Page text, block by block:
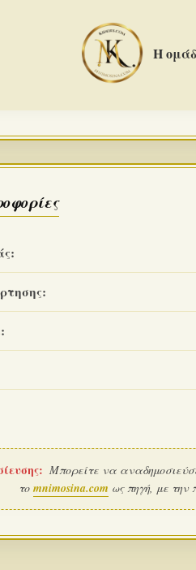
Η
Μπορείτε να
το mnimosina.com ως πηγή, με την